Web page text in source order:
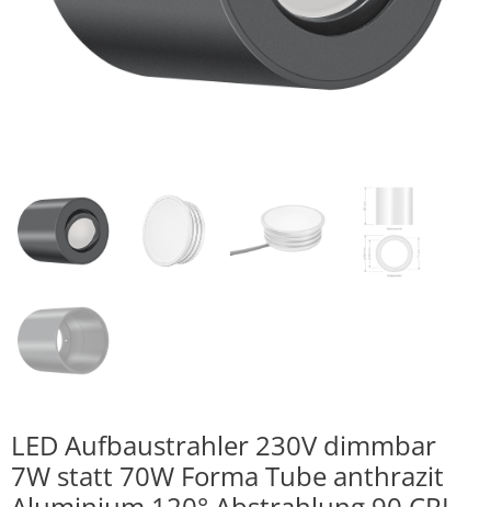
LED Aufbaustrahler 230V dimmbar
7W statt 70W Forma Tube anthrazit